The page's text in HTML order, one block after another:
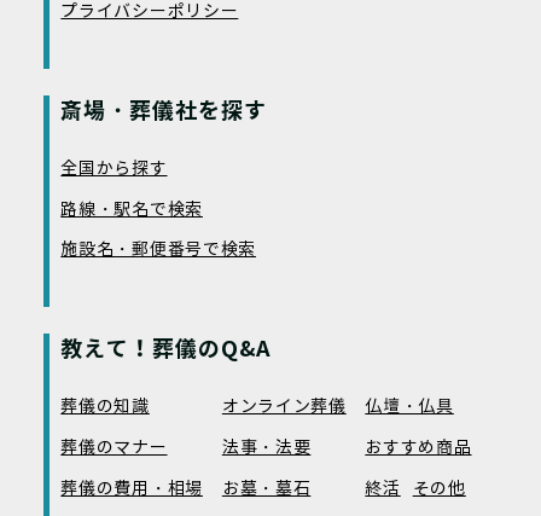
プライバシーポリシー
斎場・葬儀社を探す
全国から探す
路線・駅名で検索
施設名・郵便番号で検索
教えて！葬儀のQ&A
葬儀の知識 オンライン葬儀
仏壇・仏具
葬儀のマナー
法事・法要
おすすめ商品
葬儀の費用・相場
お墓・墓石 終活 その他